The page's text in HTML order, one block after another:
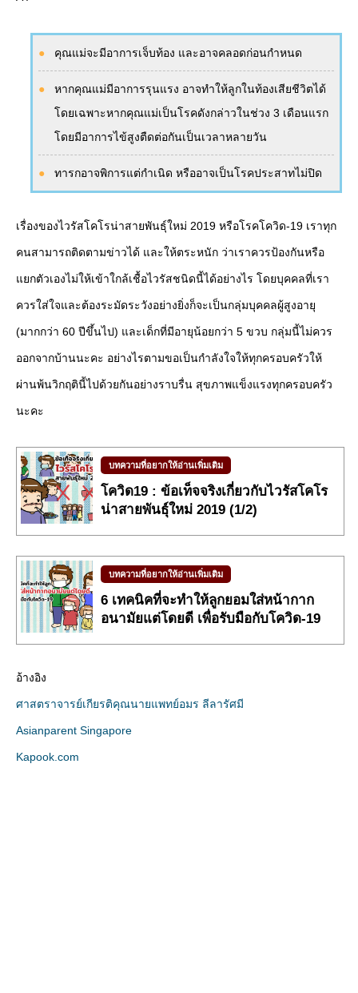
คุณแม่จะมีอาการเจ็บท้อง และอาจคลอดก่อนกำหนด
หากคุณแม่มีอาการรุนแรง อาจทำให้ลูกในท้องเสียชีวิตได้
โดยเฉพาะหากคุณแม่เป็นโรคดังกล่าวในช่วง 3 เดือนแรก
โดยมีอาการไข้สูงตืดต่อกันเป็นเวลาหลายวัน
ทารกอาจพิการแต่กำเนิด หรืออาจเป็นโรคประสาทไม่ปิด
เรื่องของไวรัสโคโรน่าสายพันธุ์ใหม่ 2019 หรือโรคโควิด-19 เราทุก
คนสามารถติดตามข่าวได้ และให้ตระหนัก ว่าเราควรป้องกันหรือ
แยกตัวเองไม่ให้เข้าใกล้เชื้อไวรัสชนิดนี้ได้อย่างไร โดยบุคคลที่เรา
ควรใส่ใจและต้องระมัดระวังอย่างยิ่งก็จะเป็นกลุ่มบุคคลผู้สูงอายุ
(มากกว่า 60 ปีขึ้นไป) และเด็กที่มีอายุน้อยกว่า 5 ขวบ กลุ่มนี้ไม่ควร
ออกจากบ้านนะคะ อย่างไรตามขอเป็นกำลังใจให้ทุกครอบครัวให้
ผ่านพ้นวิกฤตินี้ไปด้วยกันอย่างราบรื่น สุขภาพแข็งแรงทุกครอบครัว
นะคะ
บทความที่อยากให้อ่านเพิ่มเติม
โควิด19 : ข้อเท็จจริงเกี่ยวกับไวรัสโคโร
น่าสายพันธุ์ใหม่ 2019 (1/2)
บทความที่อยากให้อ่านเพิ่มเติม
6 เทคนิคที่จะทำให้ลูกยอมใส่หน้ากาก
อนามัยแต่โดยดี เพื่อรับมือกับโควิด-19
อ้างอิง
ศาสตราจารย์เกียรติคุณนายแพทย์อมร ลีลารัศมี
Asianparent Singapore
Kapook.com